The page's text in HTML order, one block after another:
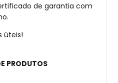
de garantia com
úteis!
PRODUTOS